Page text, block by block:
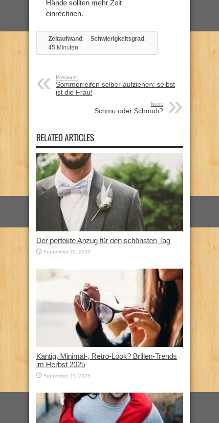
Hände sollten mehr Zeit
einrechnen.
Zeitaufwand:
45 Minuten
Schwierigkeitsgrad:
Previous:
Sommerreifen selber aufziehen: selbst
ist die Frau!
Next:
Schmu oder Schmuh?
RELATED ARTICLES
Der perfekte Anzug für den schönsten Tag
September 29, 2025
Kantig, Minimal-, Retro-Look? Brillen-Trends
im Herbst 2025
September 15, 2025